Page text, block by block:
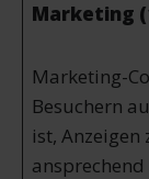
Marketing
Marketing-
Besuchern
ist, Anzeigen